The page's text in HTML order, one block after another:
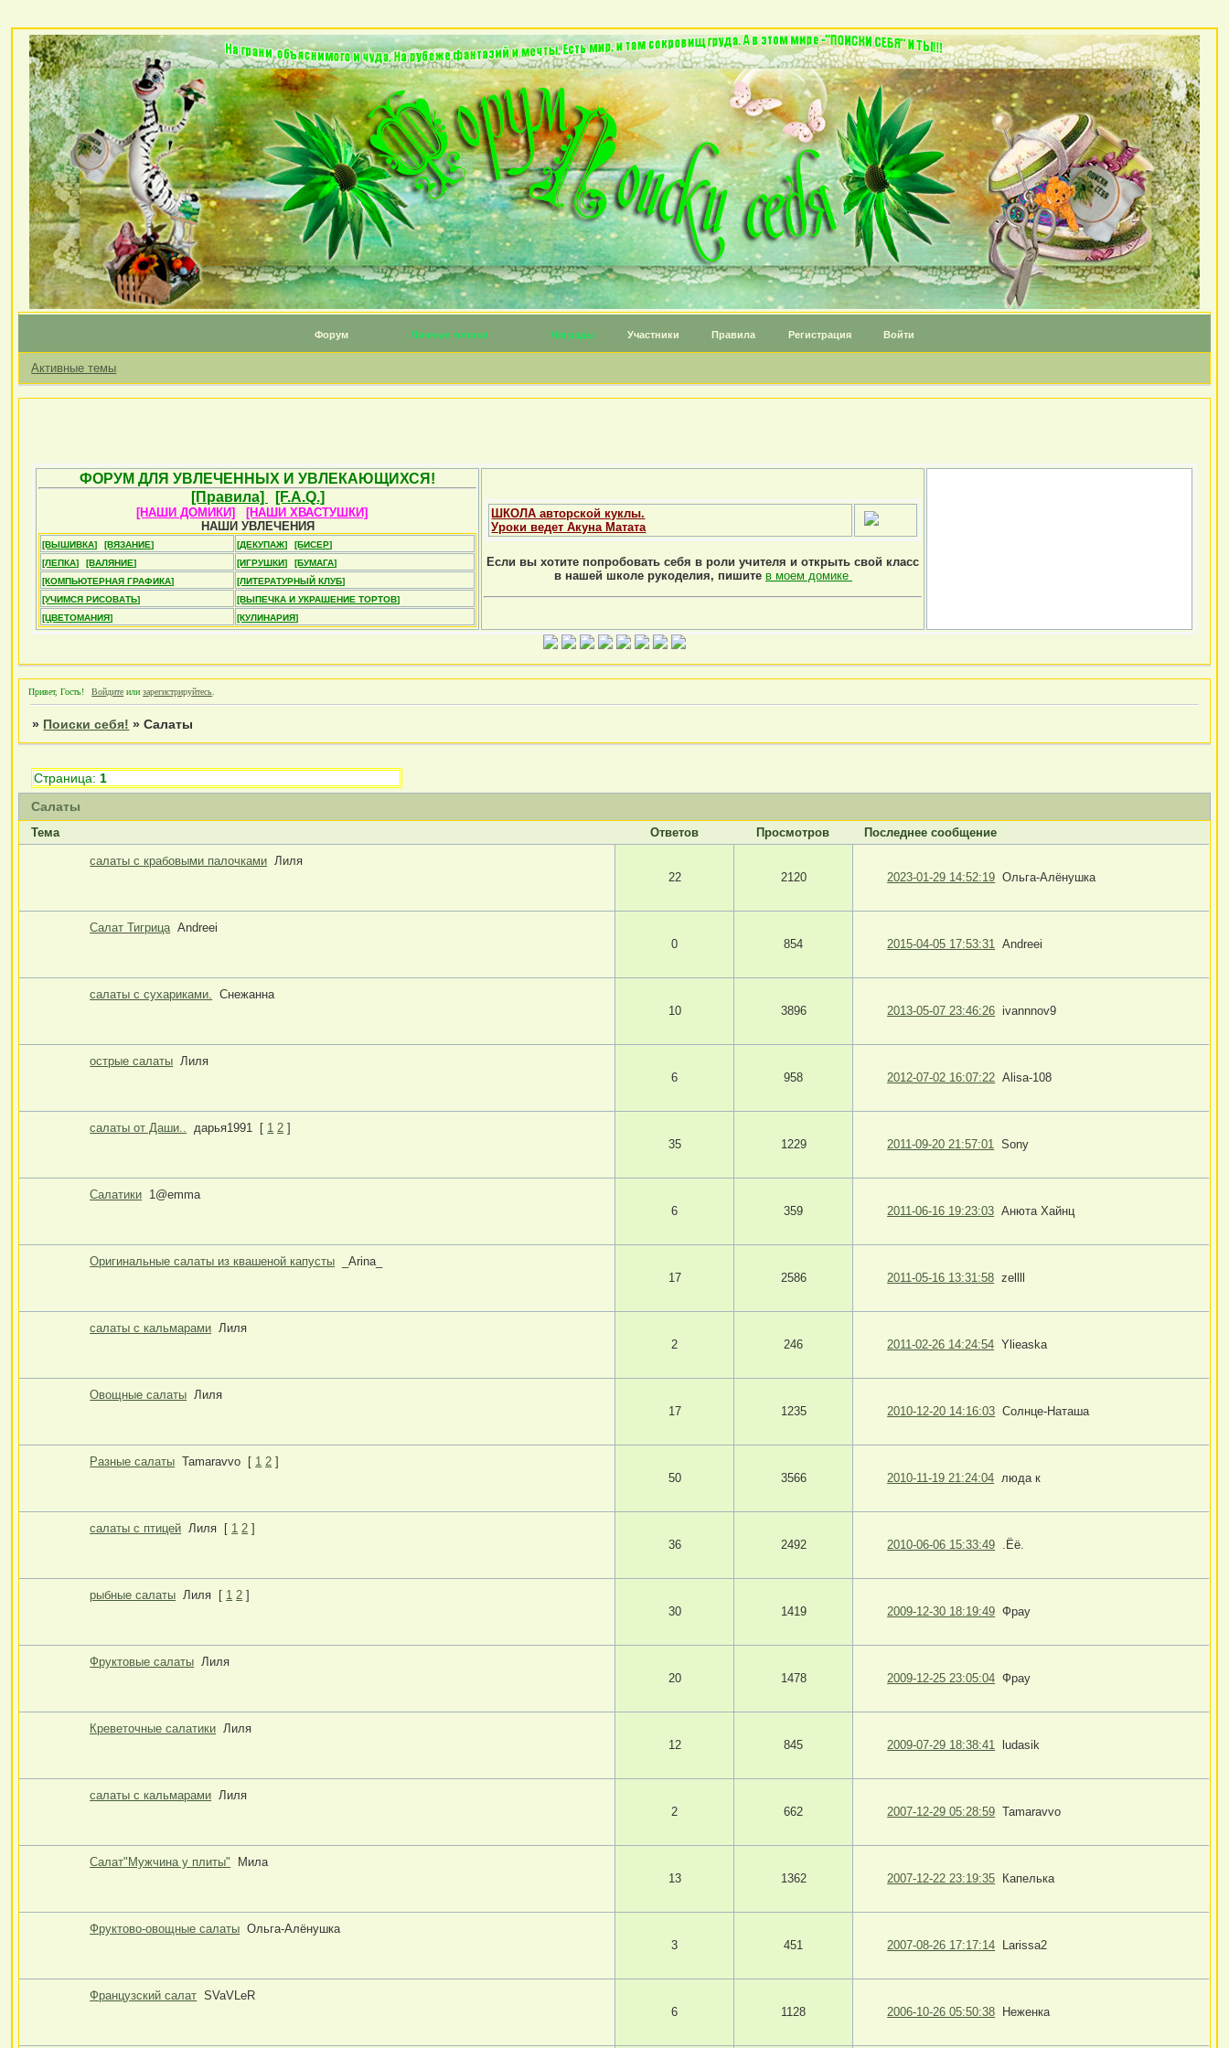
Форум Личные топики Награды Участники Правила Регистрация Войти
Активные темы
ФОРУМ ДЛЯ УВЛЕЧЕННЫХ И УВЛЕКАЮЩИХСЯ!
[Правила]
[F.A.Q.]
[НАШИ ДОМИКИ]
[НАШИ ХВАСТУШКИ]
НАШИ УВЛЕЧЕНИЯ
[ВЫШИВКА] [ВЯЗАНИЕ] [ДЕКУПАЖ]
[БИСЕР]
[ЛЕПКА]
[ВАЛЯНИЕ] [ИГРУШКИ]
[БУМАГА]
[КОМПЬЮТЕРНАЯ ГРАФИКА]
[ЛИТЕРАТУРНЫЙ КЛУБ]
[УЧИМСЯ РИСОВАТЬ]
[ВЫПЕЧКА И УКРАШЕНИЕ ТОРТОВ]
[ЦВЕТОМАНИЯ]
[КУЛИНАРИЯ]
ШКОЛА авторской куклы.
Уроки ведет Акуна Матата
Если вы хотите попробовать себя в роли учителя и открыть свой класс
в нашей школе рукоделия, пишите в моем домике
Привет, Гость! Войдите илизарегистрируйтесь
» Поиски себя! »Салаты
Салаты
Страница: 1
Тема Ответов Просмотров Последнее сообщение
салаты с крабовыми палочками Лиля
22
2120 2023-01-29 14:52:19 Ольга-Алёнушка
Салат Тигрица Andreei
0
854 2015-04-05 17:53:31 Andreei
салаты с сухариками.
Снежанна
10
3896 2013-05-07 23:46:26 ivannnov9
острые салаты Лиля
6
958 2012-07-02 16:07:22 Alisa-108
салаты от Даши.. дарья1991 [ 1 2 ]
35
1229 2011-09-20 21:57:01 Sony
Салатики 1@emma
6
359 2011-06-16 19:23:03 Анюта Хайнц
Оригинальные салаты из квашеной капусты
_Arina_
17
2586 2011-05-16 13:31:58 zellll
салаты с кальмарами Лиля
2
246 2011-02-26 14:24:54 Ylieaska
Овощные салаты Лиля
17
1235 2010-12-20 14:16:03 Солнце-Наташа
Разные салаты Tamaravvo [ 1 2 ]
50
3566 2010-11-19 21:24:04 люда к
салаты с птицей Лиля [ 1 2 ]
36
2492 2010-06-06 15:33:49 .Ёё.
рыбные салаты Лиля [ 1 2 ]
30
1419 2009-12-30 18:19:49 Фрау
Фруктовые салаты Лиля
20
1478 2009-12-25 23:05:04 Фрау
Креветочные салатики Лиля
12
845 2009-07-29 18:38:41 ludasik
салаты с кальмарами Лиля
2
662 2007-12-29 05:28:59 Tamaravvo
Салат"Мужчина у плиты"
Мила
13
1362 2007-12-22 23:19:35 Капелька
Фруктово-овощные салаты Ольга-Алёнушка
3
451 2007-08-26 17:17:14 Larissa2
Французский салат SVaVLeR
6
1128 2006-10-26 05:50:38 Неженка